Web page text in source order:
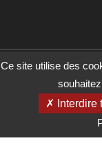
© 2023 - 2025 -
Ce site utilise des